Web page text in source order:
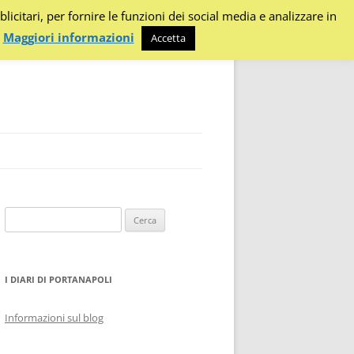
per:
I DIARI DI PORTANAPOLI
Informazioni sul blog
per fornire le funzioni dei social media e analizzare in
Maggiori informazioni Accetta